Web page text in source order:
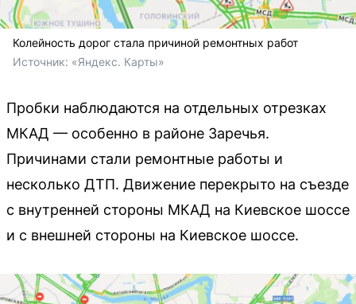
Колейность дорог стала причиной ремонтных работ
Источник: «Яндекс. Карты»
Пробки наблюдаются на отдельных отрезках
МКАД — особенно в районе Заречья.
Причинами стали ремонтные работы и
несколько ДТП. Движение перекрыто на съезде
с внутренней стороны МКАД на Киевское шоссе
и с внешней стороны на Киевское шоссе.